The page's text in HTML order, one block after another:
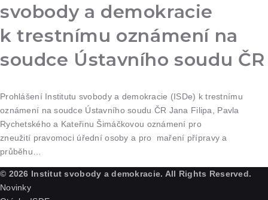
svobody a demokracie
k trestnímu oznámení na
soudce Ústavního soudu ČR
Prohlášení Institutu svobody a demokracie (ISDe) k trestnímu
oznámení na soudce Ústavního soudu ČR Jana Filipa, Pavla
Rychetského a Kateřinu Šimáčkovou oznámení pro
zneužití pravomoci úřední osoby a pro maření přípravy a
průběhu…
© 2026 Institut svobody a demokracie. All Rights Reserved.
Novinky